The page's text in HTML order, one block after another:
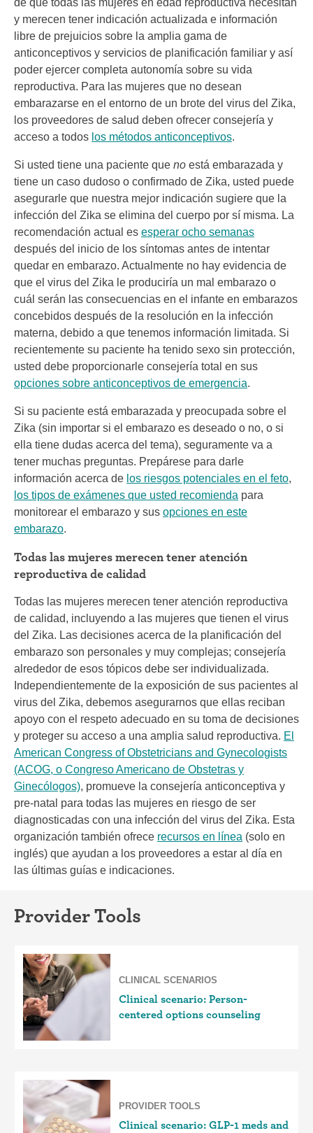
de que todas las mujeres en edad reproductiva necesitan
y merecen tener indicación actualizada e información
libre de prejuicios sobre la amplia gama de
anticonceptivos y servicios de planificación familiar y así
poder ejercer completa autonomía sobre su vida
reproductiva. Para las mujeres que no desean
embarazarse en el entorno de un brote del virus del Zika,
los proveedores de salud deben ofrecer consejería y
acceso a todos los métodos anticonceptivos.
Si usted tiene una paciente que no está embarazada y
tiene un caso dudoso o confirmado de Zika, usted puede
asegurarle que nuestra mejor indicación sugiere que la
infección del Zika se elimina del cuerpo por sí misma. La
recomendación actual es esperar ocho semanas
después del inicio de los síntomas antes de intentar
quedar en embarazo. Actualmente no hay evidencia de
que el virus del Zika le produciría un mal embarazo o
cuál serán las consecuencias en el infante en embarazos
concebidos después de la resolución en la infección
materna, debido a que tenemos información limitada. Si
recientemente su paciente ha tenido sexo sin protección,
usted debe proporcionarle consejería total en sus
opciones sobre anticonceptivos de emergencia.
Si su paciente está embarazada y preocupada sobre el
Zika (sin importar si el embarazo es deseado o no, o si
ella tiene dudas acerca del tema), seguramente va a
tener muchas preguntas. Prepárese para darle
información acerca de los riesgos potenciales en el feto,
los tipos de exámenes que usted recomienda para
monitorear el embarazo y sus opciones en este
embarazo.
Todas las mujeres merecen tener atención
reproductiva de calidad
Todas las mujeres merecen tener atención reproductiva
de calidad, incluyendo a las mujeres que tienen el virus
del Zika. Las decisiones acerca de la planificación del
embarazo son personales y muy complejas; consejería
alrededor de esos tópicos debe ser individualizada.
Independientemente de la exposición de sus pacientes al
virus del Zika, debemos asegurarnos que ellas reciban
apoyo con el respeto adecuado en su toma de decisiones
y proteger su acceso a una amplia salud reproductiva. El
American Congress of Obstetricians and Gynecologists
(ACOG, o Congreso Americano de Obstetras y
Ginecólogos), promueve la consejería anticonceptiva y
pre-natal para todas las mujeres en riesgo de ser
diagnosticadas con una infección del virus del Zika. Esta
organización también ofrece recursos en línea (solo en
inglés) que ayudan a los proveedores a estar al día en
las últimas guías e indicaciones.
Provider Tools
CLINICAL SCENARIOS
Clinical scenario: Person-
centered options counseling
PROVIDER TOOLS
Clinical scenario: GLP-1 meds and